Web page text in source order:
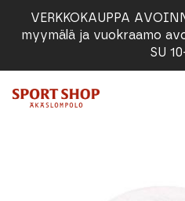
VERKKOKAUPPA
myymälä ja vuokraamo
SU